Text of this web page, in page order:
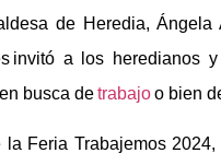
de Heredia,
invitó a los heredianos
busca detrabajoo bien
la Feria Trabajemos